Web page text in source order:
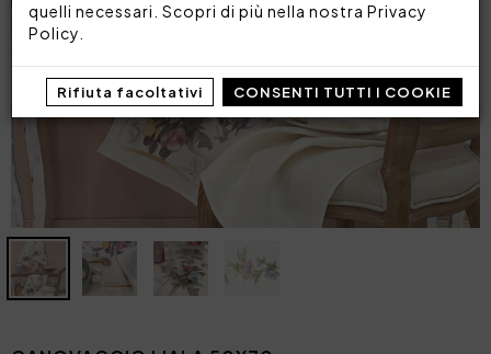
quelli necessari. Scopri di più nella nostra Privacy
Policy
Rifiuta facoltativi CONSENTI TUTTI I COOKIE